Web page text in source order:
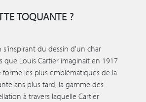
TOQUANTE ?
s'inspirant du dessin d'un char
que Louis Cartier imaginait en 1917
les plus emblématiques de la
ans plus tard, la gamme des
à travers laquelle Cartier